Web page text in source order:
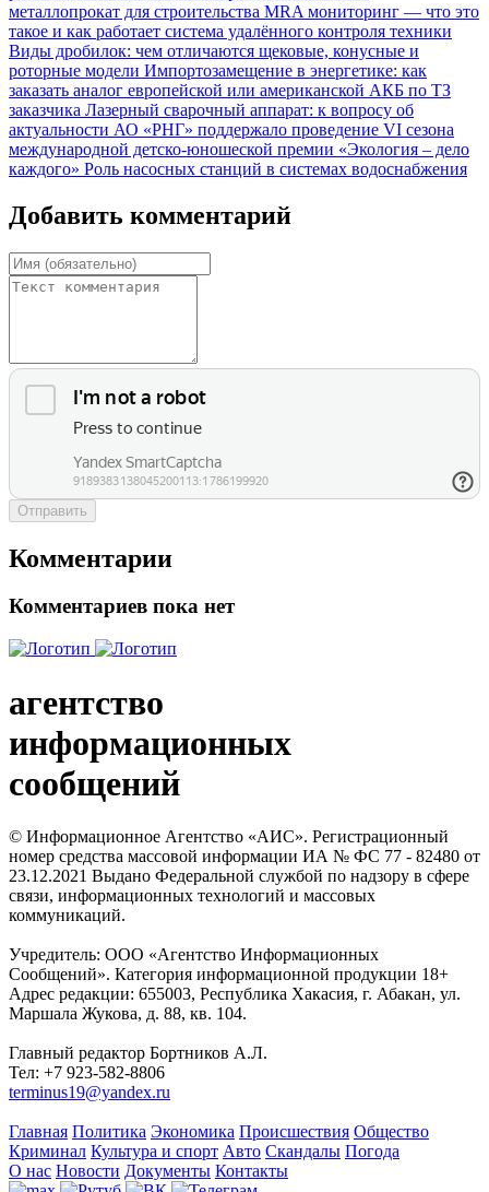
металлопрокат для строительства MRA мониторинг — что это
такое и как работает система удалённого контроля техники
Виды дробилок: чем отличаются щековые, конусные и
роторные модели Импортозамещение в энергетике: как
заказать аналог европейской или американской АКБ по ТЗ
заказчика Лазерный сварочный аппарат: к вопросу об
актуальности АО «РНГ» поддержало проведение VI сезона
международной детско-юношеской премии «Экология – дело
каждого» Роль насосных станций в системах водоснабжения
Добавить комментарий
Отправить
Комментарии
Комментариев пока нет
агентство
информационных
сообщений
© Информационное Агентство «АИС». Регистрационный
номер средства массовой информации ИА № ФС 77 - 82480 от
23.12.2021 Выдано Федеральной службой по надзору в сфере
связи, информационных технологий и массовых
коммуникаций.
Учредитель: ООО «Агентство Информационных
Сообщений». Категория информационной продукции 18+
Адрес редакции: 655003, Республика Хакасия, г. Абакан, ул.
Маршала Жукова, д. 88, кв. 104.
Главный редактор Бортников А.Л.
Тел: +7 923-582-8806
terminus19@yandex.ru
Главная Политика Экономика Происшествия Общество
Криминал Культура и спорт Авто Скандалы Погода
О нас Новости Документы Контакты